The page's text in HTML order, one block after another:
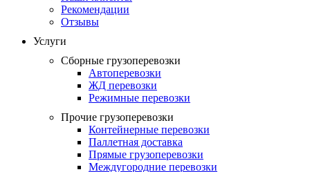
Рекомендации
Отзывы
Услуги
Сборные грузоперевозки
Автоперевозки
ЖД перевозки
Режимные перевозки
Прочие грузоперевозки
Контейнерные перевозки
Паллетная доставка
Прямые грузоперевозки
Междугородние перевозки